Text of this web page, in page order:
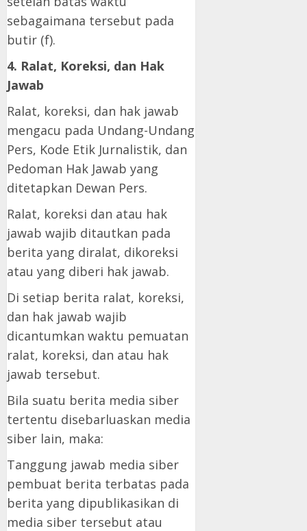
sebagaimana tersebut pada
butir (f).
4. Ralat, Koreksi, dan Hak
Jawab
Ralat, koreksi, dan hak jawab
mengacu pada Undang-Undang
Pers, Kode Etik Jurnalistik, dan
Pedoman Hak Jawab yang
ditetapkan Dewan Pers.
Ralat, koreksi dan atau hak
jawab wajib ditautkan pada
berita yang diralat, dikoreksi
atau yang diberi hak jawab.
Di setiap berita ralat, koreksi,
dan hak jawab wajib
dicantumkan waktu pemuatan
ralat, koreksi, dan atau hak
jawab tersebut.
Bila suatu berita media siber
tertentu disebarluaskan media
siber lain, maka:
Tanggung jawab media siber
pembuat berita terbatas pada
berita yang dipublikasikan di
media siber tersebut atau